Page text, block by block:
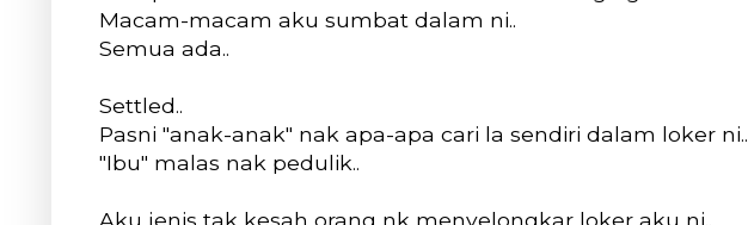
Macam-macam aku sumbat dalam ni..
Semua ada..
Settled..
Pasni "anak-anak" nak apa-apa cari la sendiri dalam loker ni..
"Ibu" malas nak pedulik..
Aku jenis tak kesah orang nk menyelongkar loker aku ni..